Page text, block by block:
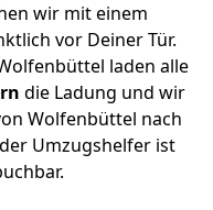
wir mit einem
vor Deiner Tür.
laden alle
die Ladung und wir
Wolfenbüttel nach
Umzugshelfer ist